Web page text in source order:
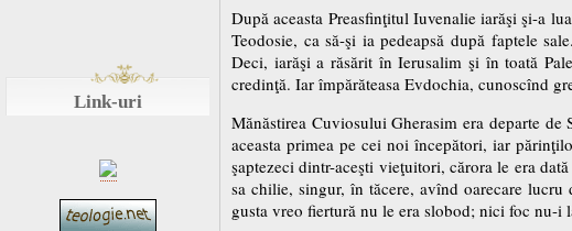
Link-uri
După aceasta Preasfinţitul Iuvenalie iarăşi şi-a
Teodosie, ca să-şi ia pedeapsă după faptele
Deci, iarăşi a răsărit în Ierusalim şi în toată
credinţă. Iar împărăteasa Evdochia, cunoscînd
Mănăstirea Cuviosului Gherasim era departe
aceasta primea pe cei noi începători, iar
şaptezeci dintr-aceşti vieţuitori, cărora le era
sa chilie, singur, în tăcere, avînd oarecare
gusta vreo fiertură nu le era slobod; nici foc nu-